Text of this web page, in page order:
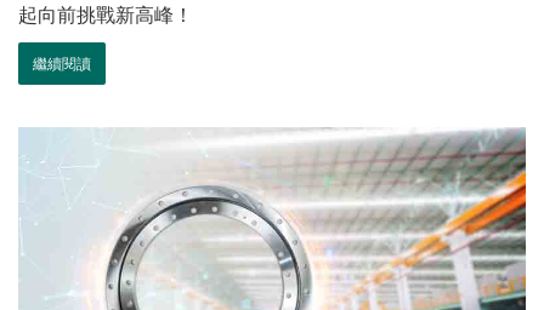
起向前挑戰新高峰！
繼續閱讀